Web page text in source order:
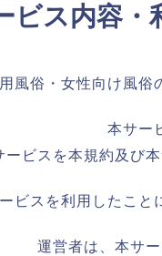
ビス内容・
風俗・女性向け風
本サー
ービスを本規約及び
ビスを利用したこ
運営者は、本サ